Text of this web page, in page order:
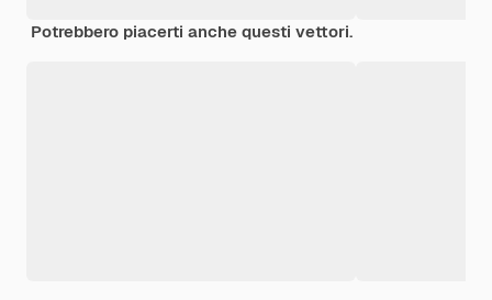
Potrebbero piacerti anche questi vettori.